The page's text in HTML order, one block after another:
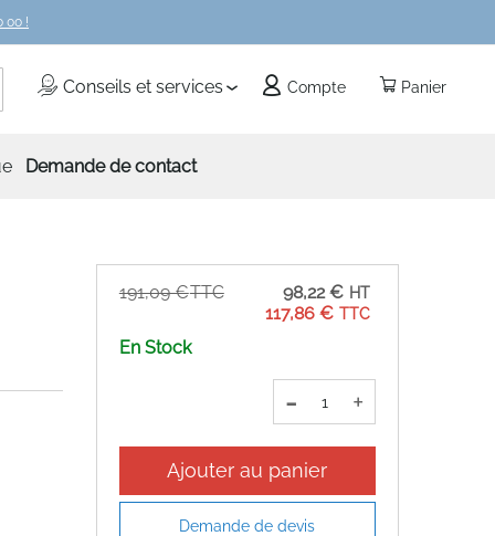
00 !
Panier
Conseils et services Compte
Demande de contact
Prix
Spécial
117,86 €
98,22 €
191,09 €
En Stock
- +
Ajouter au panier
Demande de devis